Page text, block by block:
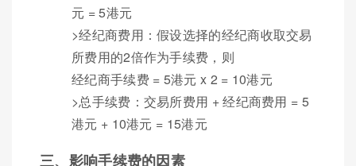
元 = 5港元
>经纪商费用：假设选择的经纪商收取交易
所费用的2倍作为手续费，则
经纪商手续费 = 5港元 x 2 = 10港元
>总手续费：交易所费用 + 经纪商费用 = 5
港元 + 10港元 = 15港元
三、影响手续费的因素